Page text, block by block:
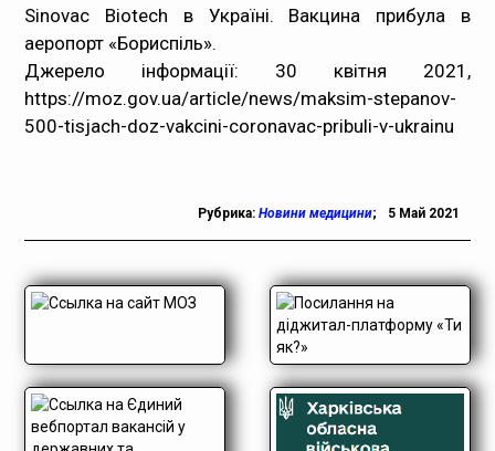
Sinovac Biotech в Україні. Вакцина прибула в
аеропорт «Бориспіль».
Джерело інформації: 30 квітня 2021,
https://moz.gov.ua/article/news/maksim-stepanov-
500-tisjach-doz-vakcini-coronavac-pribuli-v-ukrainu
Рубрика: Новини медицини; 5 Май 2021